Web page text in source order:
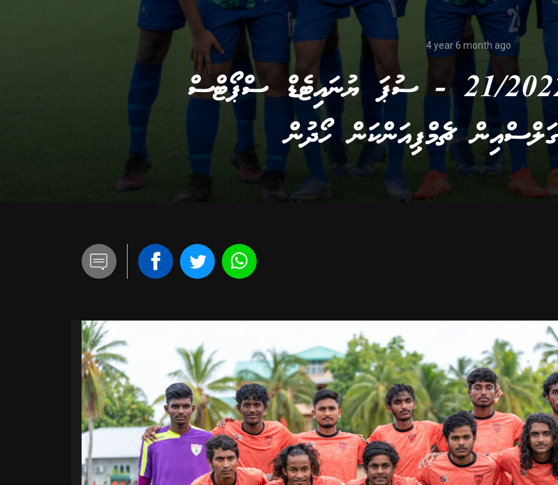
4 year 6 month ago
ޔޫތު ޗެމްޕިއަންޝިޕް 21/2022 - ސުޕަ ޔުނައިޓެޑް ސްޕޯޓްސް
ޗެމްޕިއަންކަން ހޯދުން